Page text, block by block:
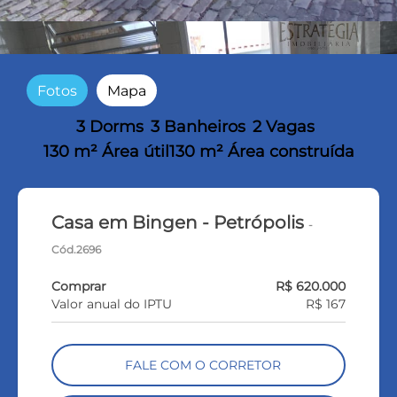
Fotos Mapa
3 Dorms 3 Banheiros 2 Vagas
130 m² Área útil 130 m² Área construída
Casa em Bingen - Petrópolis-
Cód.2696
Comprar
R$ 620.000
Valor anual do IPTU
R$ 167
FALE COM O CORRETOR